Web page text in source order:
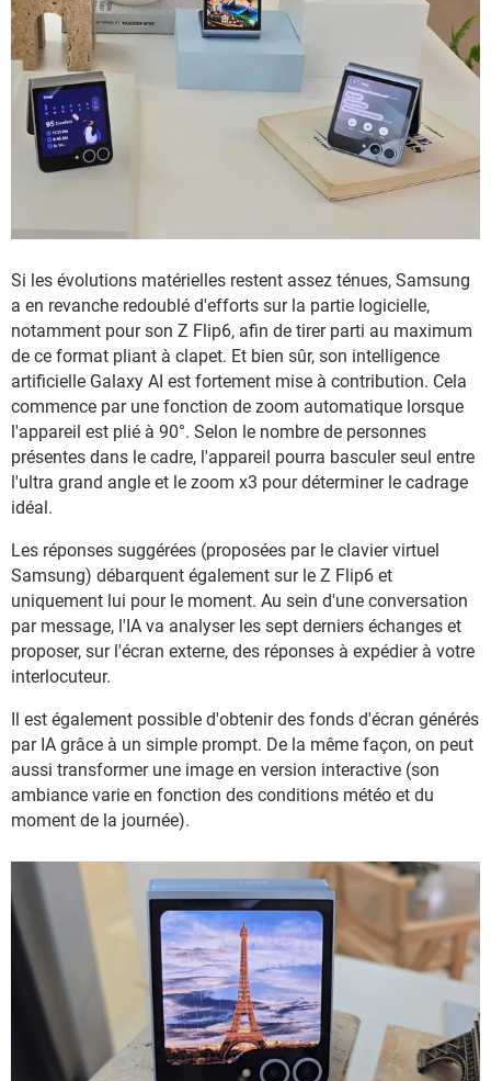
Si les évolutions matérielles restent assez ténues, Samsung
a en revanche redoublé d'efforts sur la partie logicielle,
notamment pour son Z Flip6, afin de tirer parti au maximum
de ce format pliant à clapet. Et bien sûr, son intelligence
artificielle Galaxy AI est fortement mise à contribution. Cela
commence par une fonction de zoom automatique lorsque
l'appareil est plié à 90°. Selon le nombre de personnes
présentes dans le cadre, l'appareil pourra basculer seul entre
l'ultra grand angle et le zoom x3 pour déterminer le cadrage
idéal.
Les réponses suggérées (proposées par le clavier virtuel
Samsung) débarquent également sur le Z Flip6 et
uniquement lui pour le moment. Au sein d'une conversation
par message, l'IA va analyser les sept derniers échanges et
proposer, sur l'écran externe, des réponses à expédier à votre
interlocuteur.
Il est également possible d'obtenir des fonds d'écran générés
par IA grâce à un simple prompt. De la même façon, on peut
aussi transformer une image en version interactive (son
ambiance varie en fonction des conditions météo et du
moment de la journée).